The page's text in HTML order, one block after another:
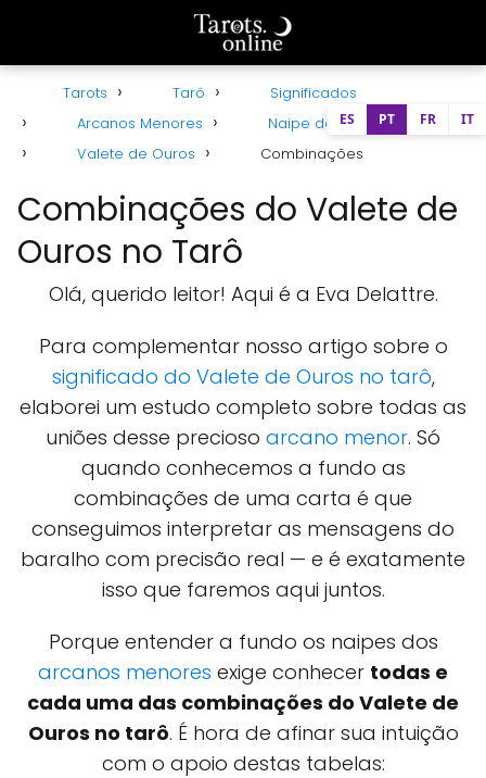
Tarots Tarô
Significados
Arcanos Menores
Naipe de Ouros
Valete de Ouros
Combinações
Combinações do Valete de
Ouros no Tarô
Olá, querido leitor! Aqui é a Eva Delattre.
Para complementar nosso artigo sobre o
significado do Valete de Ouros no tarô,
elaborei um estudo completo sobre todas as
uniões desse precioso arcano menor. Só
quando conhecemos a fundo as
combinações de uma carta é que
conseguimos interpretar as mensagens do
baralho com precisão real — e é exatamente
isso que faremos aqui juntos.
Porque entender a fundo os naipes dos
arcanos menores exige conhecer todas e
cada uma das combinações do Valete de
Ouros no tarô. É hora de afinar sua intuição
com o apoio destas tabelas:
ES PT FR IT